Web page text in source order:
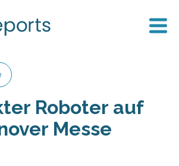
Roboter auf
Messe